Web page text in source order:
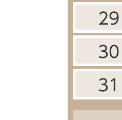
29
30
31